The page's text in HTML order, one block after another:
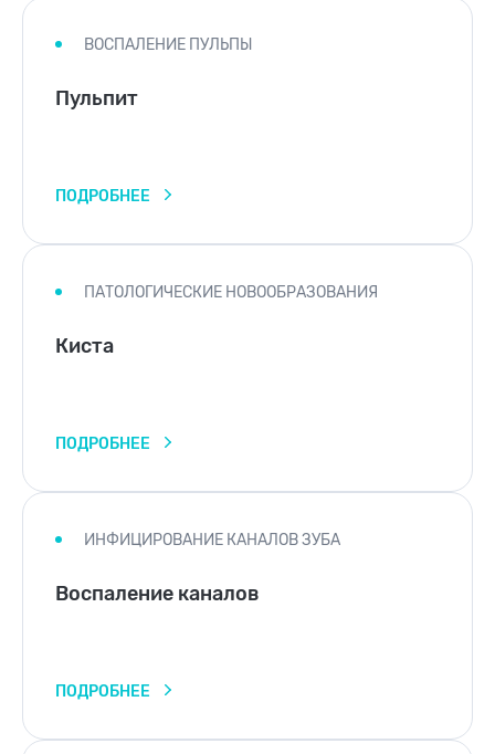
ВОСПАЛЕНИЕ ПУЛЬПЫ
Пульпит
ПОДРОБНЕЕ
ПАТОЛОГИЧЕСКИЕ НОВООБРАЗОВАНИЯ
Киста
ПОДРОБНЕЕ
ИНФИЦИРОВАНИЕ КАНАЛОВ ЗУБА
Воспаление каналов
ПОДРОБНЕЕ